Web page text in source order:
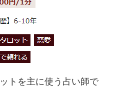
トを主に使う占い師で